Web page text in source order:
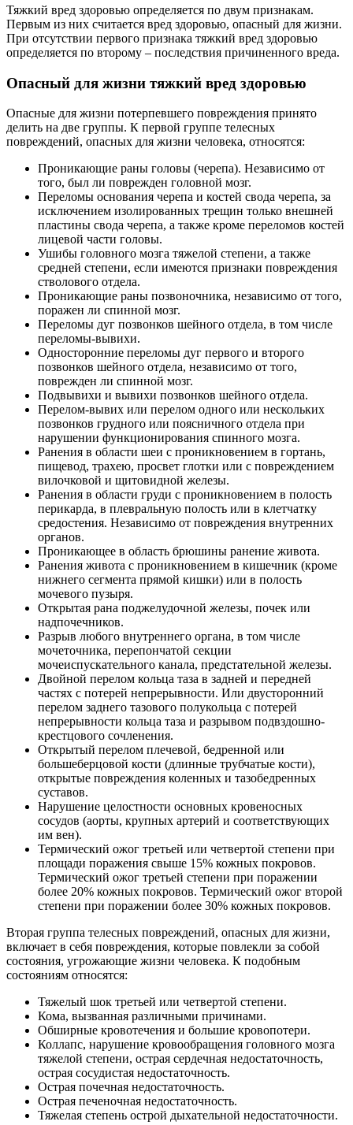
Тяжкий вред здоровью определяется по двум признакам.
Первым из них считается вред здоровью, опасный для жизни.
При отсутствии первого признака тяжкий вред здоровью
определяется по второму – последствия причиненного вреда.
Опасный для жизни тяжкий вред здоровью
Опасные для жизни потерпевшего повреждения принято
делить на две группы. К первой группе телесных
повреждений, опасных для жизни человека, относятся:
Проникающие раны головы (черепа). Независимо от
того, был ли поврежден головной мозг.
Переломы основания черепа и костей свода черепа, за
исключением изолированных трещин только внешней
пластины свода черепа, а также кроме переломов костей
лицевой части головы.
Ушибы головного мозга тяжелой степени, а также
средней степени, если имеются признаки повреждения
стволового отдела.
Проникающие раны позвоночника, независимо от того,
поражен ли спинной мозг.
Переломы дуг позвонков шейного отдела, в том числе
переломы-вывихи.
Односторонние переломы дуг первого и второго
позвонков шейного отдела, независимо от того,
поврежден ли спинной мозг.
Подвывихи и вывихи позвонков шейного отдела.
Перелом-вывих или перелом одного или нескольких
позвонков грудного или поясничного отдела при
нарушении функционирования спинного мозга.
Ранения в области шеи с проникновением в гортань,
пищевод, трахею, просвет глотки или с повреждением
вилочковой и щитовидной железы.
Ранения в области груди с проникновением в полость
перикарда, в плевральную полость или в клетчатку
средостения. Независимо от повреждения внутренних
органов.
Проникающее в область брюшины ранение живота.
Ранения живота с проникновением в кишечник (кроме
нижнего сегмента прямой кишки) или в полость
мочевого пузыря.
Открытая рана поджелудочной железы, почек или
надпочечников.
Разрыв любого внутреннего органа, в том числе
мочеточника, перепончатой секции
мочеиспускательного канала, предстательной железы.
Двойной перелом кольца таза в задней и передней
частях с потерей непрерывности. Или двусторонний
перелом заднего тазового полукольца с потерей
непрерывности кольца таза и разрывом подвздошно-
крестцового сочленения.
Открытый перелом плечевой, бедренной или
большеберцовой кости (длинные трубчатые кости),
открытые повреждения коленных и тазобедренных
суставов.
Нарушение целостности основных кровеносных
сосудов (аорты, крупных артерий и соответствующих
им вен).
Термический ожог третьей или четвертой степени при
площади поражения свыше 15% кожных покровов.
Термический ожог третьей степени при поражении
более 20% кожных покровов. Термический ожог второй
степени при поражении более 30% кожных покровов.
Вторая группа телесных повреждений, опасных для жизни,
включает в себя повреждения, которые повлекли за собой
состояния, угрожающие жизни человека. К подобным
состояниям относятся:
Тяжелый шок третьей или четвертой степени.
Кома, вызванная различными причинами.
Обширные кровотечения и большие кровопотери.
Коллапс, нарушение кровообращения головного мозга
тяжелой степени, острая сердечная недостаточность,
острая сосудистая недостаточность.
Острая почечная недостаточность.
Острая печеночная недостаточность.
Тяжелая степень острой дыхательной недостаточности.